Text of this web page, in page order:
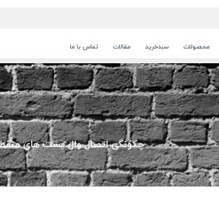
محصولات سبدخرید مقالات تماس با ما
چگونگی اتصال وال پست های